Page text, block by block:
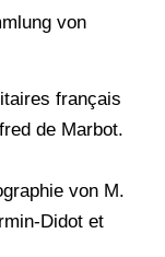
von
français
de Marbot.
von M.
Didot et